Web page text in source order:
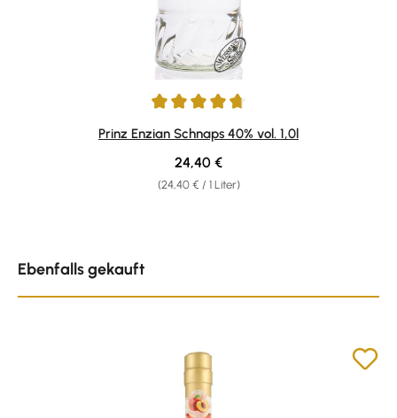
Durchschnittliche Bewertung von 4.8 von 5 Sternen
Prinz Enzian Schnaps 40% vol. 1,0l
(24,40 € / 1 Liter)
Regulärer Preis:
24,40 €
Ebenfalls gekauft